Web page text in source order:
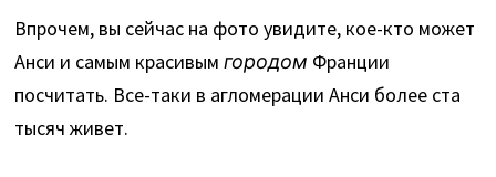
Впрочем, вы сейчас на фото увидите, кое-кто может
Анси и самым красивымгородом Франции
посчитать. Все-таки в агломерации Анси более ста
тысяч живет.